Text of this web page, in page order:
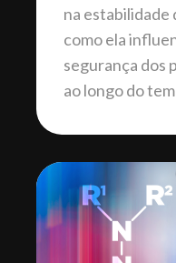
na estabilidade
como ela
segurança dos
ao longo do